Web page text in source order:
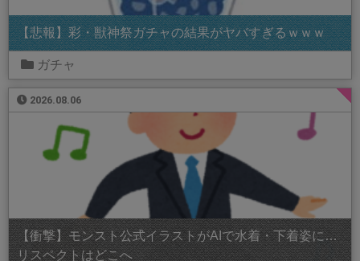
【悲報】彩・獣神祭ガチャの結果がヤバすぎるｗｗｗ
ガチャ
2026.08.06
【衝撃】モンスト公式イラストがAIで水着・下着姿に…
リスペクトはどこへ